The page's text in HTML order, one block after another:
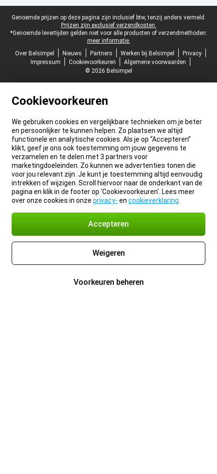
Juridische voettekst
Genoemde prijzen op deze pagina zijn inclusief btw, tenzij anders vermeld.
Prijzen zijn exclusief verzendkosten.
*Genoemde levertijden gelden niet voor alle producten of verzendmethoden:
meer informatie.
Over Belsimpel
Nieuws Partners Werken bij Belsimpel
Privacy
Impressum
Cookievoorkeuren
Algemene voorwaarden
© 2026 Belsimpel
Cookievoorkeuren
We gebruiken cookies en vergelijkbare technieken om je beter
en persoonlijker te kunnen helpen. Zo plaatsen we altijd
functionele en analytische cookies. Als je op “Accepteren”
klikt, geef je ons ook toestemming om jouw gegevens te
verzamelen en te delen met 3 partners voor
marketingdoeleinden. Zo kunnen we advertenties tonen die
voor jou relevant zijn. Je kunt je toestemming altijd eenvoudig
intrekken of wijzigen. Scroll hiervoor naar de onderkant van de
pagina en klik in de footer op 'Cookievoorkeuren'. Lees meer
over onze cookies in onze privacy- en cookieverklaring
Accepteren
Weigeren
Voorkeuren beheren